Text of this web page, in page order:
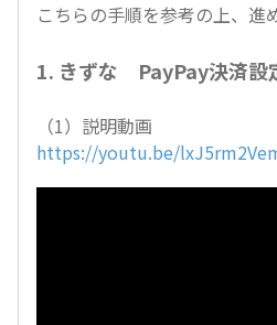
こちらの手順を参考の上、進
1. きずな PayPay決済設
（1）説明動画
https://youtu.be/